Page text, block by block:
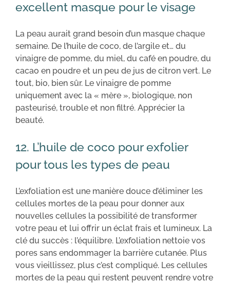
excellent masque pour le visage
La peau aurait grand besoin d’un masque chaque
semaine. De l’huile de coco, de l’argile et… du
vinaigre de pomme, du miel, du café en poudre, du
cacao en poudre et un peu de jus de citron vert. Le
tout, bio, bien sûr. Le vinaigre de pomme
uniquement avec la « mère », biologique, non
pasteurisé, trouble et non filtré. Apprécier la
beauté.
12. L’huile de coco pour exfolier
pour tous les types de peau
L’exfoliation est une manière douce d’éliminer les
cellules mortes de la peau pour donner aux
nouvelles cellules la possibilité de transformer
votre peau et lui offrir un éclat frais et lumineux. La
clé du succès : l’équilibre. L’exfoliation nettoie vos
pores sans endommager la barrière cutanée. Plus
vous vieillissez, plus c’est compliqué. Les cellules
mortes de la peau qui restent peuvent rendre votre